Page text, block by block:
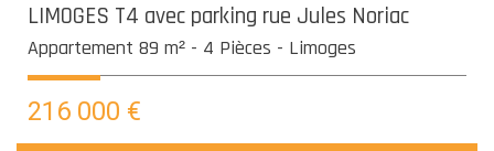
LIMOGES T4 avec parking rue Jules Noriac
Appartement 89 m² - 4 Pièces - Limoges
216 000 €